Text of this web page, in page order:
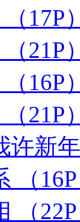
（17P
（21P
（16P
（21P
许新
（
（